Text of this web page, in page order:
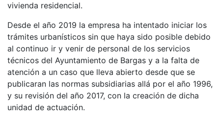
vivienda residencial.
Desde el año 2019 la empresa ha intentado iniciar los
trámites urbanísticos sin que haya sido posible debido
al continuo ir y venir de personal de los servicios
técnicos del Ayuntamiento de Bargas y a la falta de
atención a un caso que lleva abierto desde que se
publicaran las normas subsidiarias allá por el año 1996,
y su revisión del año 2017, con la creación de dicha
unidad de actuación.